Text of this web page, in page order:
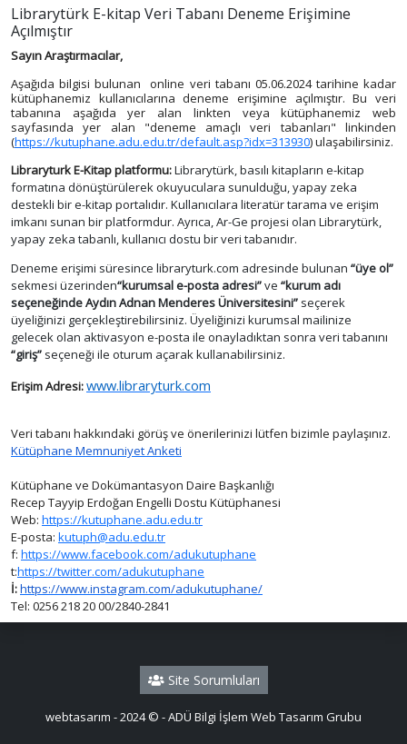
Librarytürk E-kitap Veri Tabanı Deneme Erişimine
Açılmıştır
Sayın Araştırmacılar,
Aşağıda bilgisi bulunan online veri tabanı 05.06.2024 tarihine kadar
kütüphanemiz kullanıcılarına deneme erişimine açılmıştır. Bu veri
tabanına aşağıda yer alan linkten veya kütüphanemiz web
sayfasında yer alan "deneme amaçlı veri tabanları" linkinden
(https://kutuphane.adu.edu.tr/default.asp?idx=313930) ulaşabilirsiniz.
Libraryturk E-Kitap platformu:Librarytürk, basılı kitapların e-kitap
formatına dönüştürülerek okuyuculara sunulduğu, yapay zeka
destekli bir e-kitap portalıdır. Kullanıcılara literatür tarama ve erişim
imkanı sunan bir platformdur. Ayrıca, Ar-Ge projesi olan Librarytürk,
yapay zeka tabanlı, kullanıcı dostu bir veri tabanıdır.
Deneme erişimi süresince libraryturk.com adresinde bulunan “üye ol”
sekmesi üzerinden“kurumsal e-posta adresi”ve “kurum adı
seçeneğinde Aydın Adnan Menderes Üniversitesini” seçerek
üyeliğinizi gerçekleştirebilirsiniz. Üyeliğinizi kurumsal mailinize
gelecek olan aktivasyon e-posta ile onayladıktan sonra veri tabanını
“giriş” seçeneği ile oturum açarak kullanabilirsiniz.
Erişim Adresi:www.libraryturk.com
Veri tabanı hakkındaki görüş ve önerilerinizi lütfen bizimle paylaşınız.
Kütüphane Memnuniyet Anketi
Kütüphane ve Dokümantasyon Daire Başkanlığı
Recep Tayyip Erdoğan Engelli Dostu Kütüphanesi
Web: https://kutuphane.adu.edu.tr
E-posta: kutuph@adu.edu.tr
f: https://www.facebook.com/adukutuphane
t:https://twitter.com/adukutuphane
İ:https://www.instagram.com/adukutuphane/
Tel: 0256 218 20 00/2840-2841
Site Sorumluları
webtasarım - 2024 © - ADÜ Bilgi İşlem Web Tasarım Grubu